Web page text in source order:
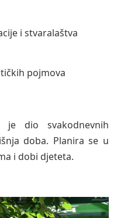
i stvaralaštva
pojmova
dio svakodnevnih
doba. Planira se u
i dobi djeteta.